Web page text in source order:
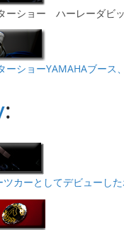
ーショー ハーレーダビ
ーショーYAMAHAブース
:
カーとしてデビューし